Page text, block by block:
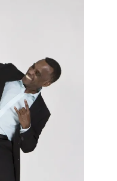
Canon s’était
que vous étiez
qui avait la grosse
confirmation de
dans les
fou comme un
que «
la stabilité
Haïtiens eux-mêmes
efficace,
Lawrence Canon avait
qui ne pouvait que